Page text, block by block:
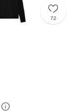
72